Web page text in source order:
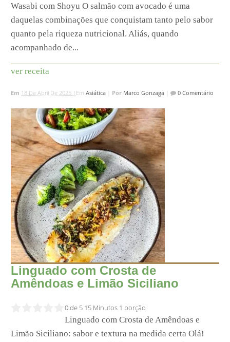
Wasabi com Shoyu O salmão com avocado é uma
daquelas combinações que conquistam tanto pelo sabor
quanto pela riqueza nutricional. Aliás, quando
acompanhado de...
ver receita
Em 18 De Abril De 2025 | EmAsiática Por Marco Gonzaga | 0 Comentário
Linguado com Crosta de
Amêndoas e Limão Siciliano
0 de 5 15 Minutos 1 porção
Linguado com Crosta de Amêndoas e
Limão Siciliano: sabor e textura na medida certa Olá!